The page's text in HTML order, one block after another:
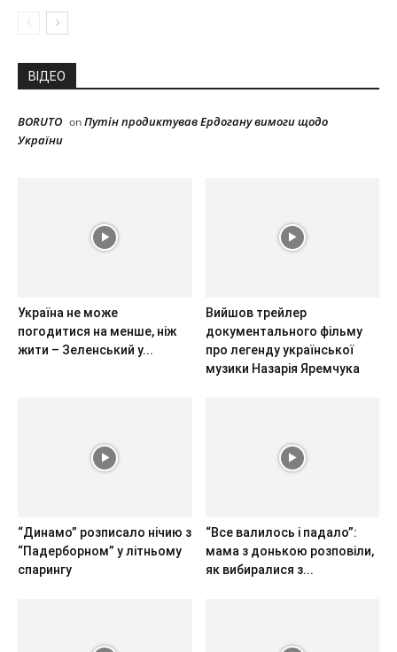
ВІДЕО
BORUTO onПутін продиктував Ердогану вимоги щодо
України
Україна не може
погодитися на менше, ніж
жити – Зеленський у...
Вийшов трейлер
документального фільму
про легенду української
музики Назарія Яремчука
“Динамо” розписало нічию з
“Падерборном” у літньому
спарингу
“Все валилось і падало”:
мама з донькою розповіли,
як вибиралися з...